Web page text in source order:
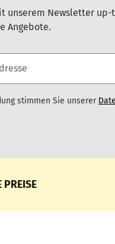
unserem Newsletter
Angebote.
stimmen Sie unserer
PREISE